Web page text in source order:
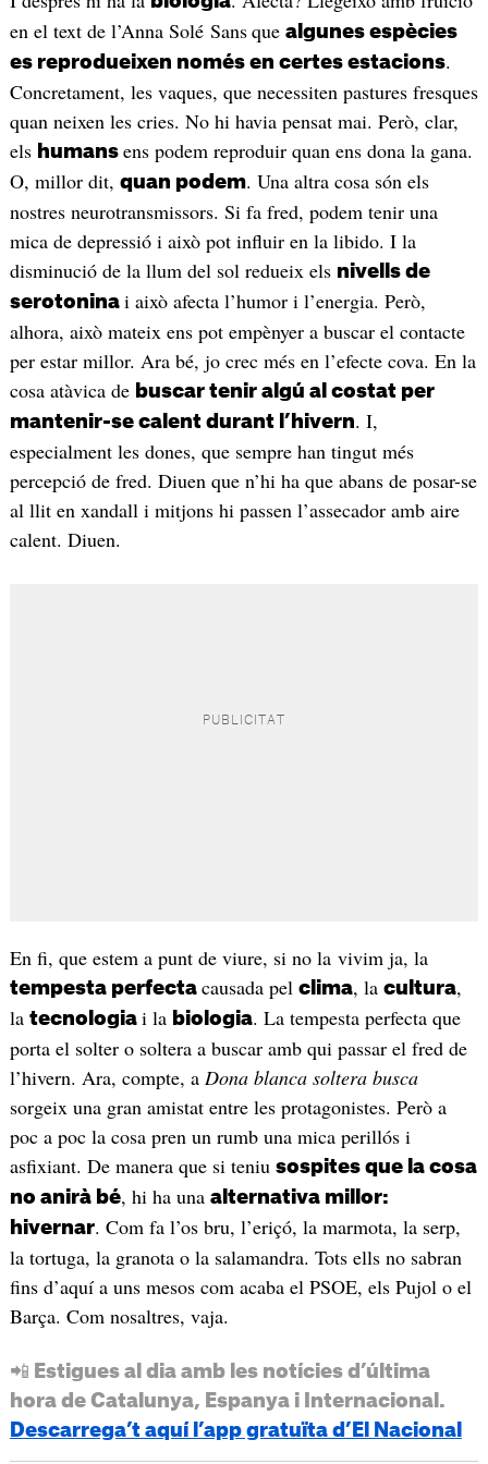
en el text de l’Anna Solé Sansque algunes espècies
es reprodueixen només en certes estacions.
Concretament, les vaques, que necessiten pastures fresques
quan neixen les cries. No hi havia pensat mai. Però, clar,
els humans ens podem reproduir quan ens dona la gana.
O, millor dit, quan podem. Una altra cosa són els
nostres neurotransmissors. Si fa fred, podem tenir una
mica de depressió i això pot influir en la libido. I la
disminució de la llum del sol redueix els nivells de
serotonina i això afecta l’humor i l’energia. Però,
alhora, això mateix ens pot empènyer a buscar el contacte
per estar millor. Ara bé, jo crec més en l’efecte cova. En la
cosa atàvica de buscar tenir algú al costat per
mantenir-se calent durant l’hivern. I,
especialment les dones, que sempre han tingut més
percepció de fred. Diuen que n’hi ha que abans de posar-se
al llit en xandall i mitjons hi passen l’assecador amb aire
calent. Diuen.
En fi, que estem a punt de viure, si no la vivim ja, la
tempesta perfecta causada pel clima, la cultura,
la tecnologia i la biologia. La tempesta perfecta que
porta el solter o soltera a buscar amb qui passar el fred de
l’hivern. Ara, compte, a Dona blanca soltera busca
sorgeix una gran amistat entre les protagonistes. Però a
poc a poc la cosa pren un rumb una mica perillós i
asfixiant. De manera que si teniu sospites que la cosa
no anirà bé, hi ha una alternativa millor:
hivernar. Com fa l’os bru, l’eriçó, la marmota, la serp,
la tortuga, la granota o la salamandra. Tots ells no sabran
fins d’aquí a uns mesos com acaba el PSOE, els Pujol o el
Barça. Com nosaltres, vaja.
📲 Estigues al dia amb les notícies d’última
hora de Catalunya, Espanya i Internacional.
Descarrega’t aquí l’app gratuïta d’El Nacional